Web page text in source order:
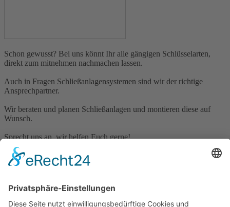
Schon gewusst? Bei uns könnt Ihr alle gängigen Schlüsselarten,
direkt zum mitnehmen nachmachen lassen.
Auch in Fragen Schließanlagensystemen sind wir der richtige
Ansprechpartner.
Wir beraten und planen Schließanlagen und montieren diese auf
Wunsch.
Sprecht uns an, wir helfen Euch gerne!
Brückenstraße 17 - 19 | 64711 Erbach | Tel.:
info@brand-erbach.de
Montag - Freitag: 9 - 18 Uhr
Samstag: 9:30 - 13:30 Uhr